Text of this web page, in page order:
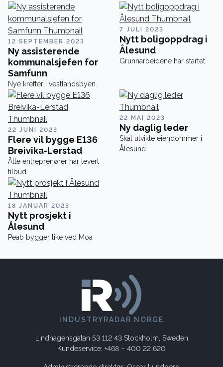
12 SEPTEMBER 2023
Ny assisterende
kommunalsjefen for
Samfunn
Nye krefter i vestlandsbyen.
7 JULI 2023
Nytt boligoppdrag i
Ålesund
Grunnarbeidene har startet.
22 JUNI 2023
Flere vil bygge E136
Breivika-Lerstad
Åtte entreprenører har levert
tilbud
22 MAI 2023
Ny daglig leder
Skal utvikle eiendommer i
Ålesund
18 JANUAR 2023
Nytt prosjekt i
Ålesund
Peab bygger like ved Moa
INDUSTRYRADAR NORGE
Lindhagensgatan 53 112 43 Stockholm, Sweden
Kundeservice: +468 – 400 22 620